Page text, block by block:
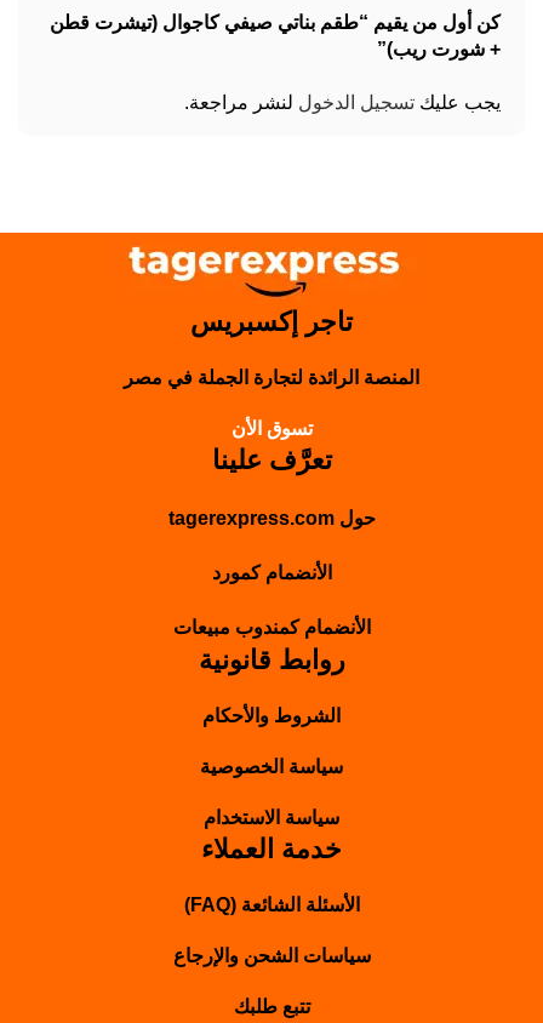
كن أول من يقيم “طقم بناتي صيفي كاجوال (تيشرت قطن
+ شورت ريب)”
يجب عليك تسجيل الدخول لنشر مراجعة.
تاجر إكسبريس
المنصة الرائدة لتجارة الجملة في مصر
تسوق الأن
تعرَّف علينا
حول tagerexpress.com
الأنضمام كمورد
الأنضمام كمندوب مبيعات
روابط قانونية
الشروط والأحكام
سياسة الخصوصية
سياسة الاستخدام
خدمة العملاء
الأسئلة الشائعة (FAQ)
سياسات الشحن والإرجاع
تتبع طلبك